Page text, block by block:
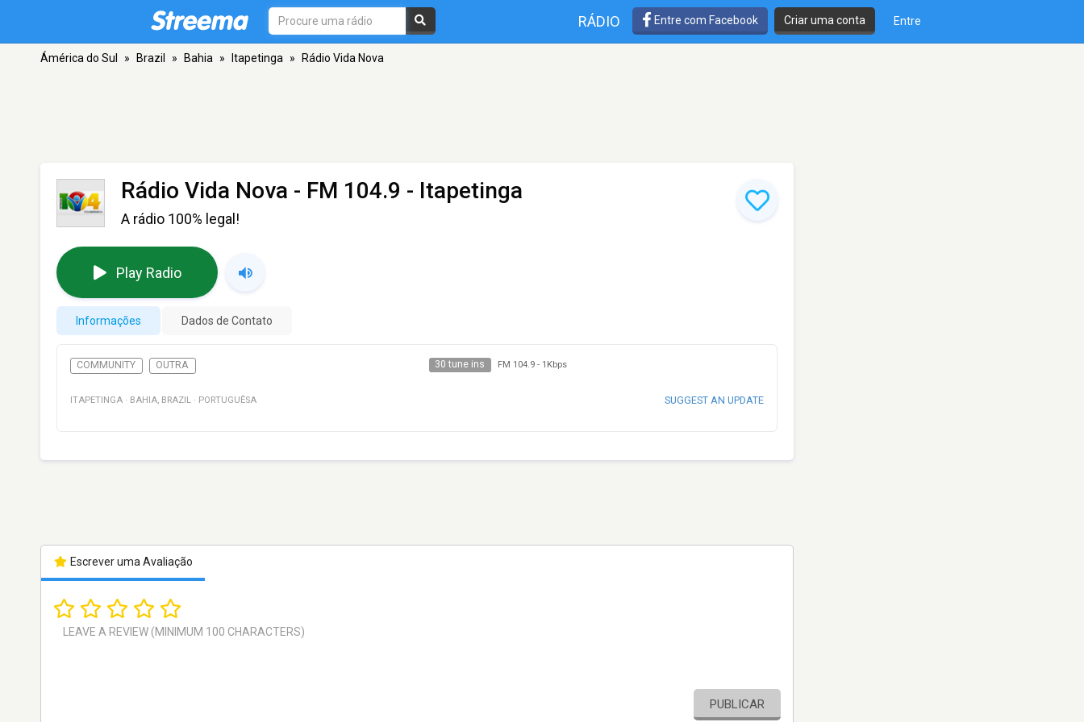
RÁDIO Entre com Facebook Criar uma conta Entre
Ámérica do Sul » Brazil » Bahia » Itapetinga » Rádio Vida Nova
Rádio Vida Nova - FM 104.9 - Itapetinga
A rádio 100% legal!
Play Radio
Informações Dados de Contato
COMMUNITY OUTRA 30 tune ins FM 104.9- 1Kbps
ITAPETINGA · BAHIA, BRAZIL · PORTUGUÊSA SUGGEST AN UPDATE
Escrever uma Avaliação
PUBLICAR